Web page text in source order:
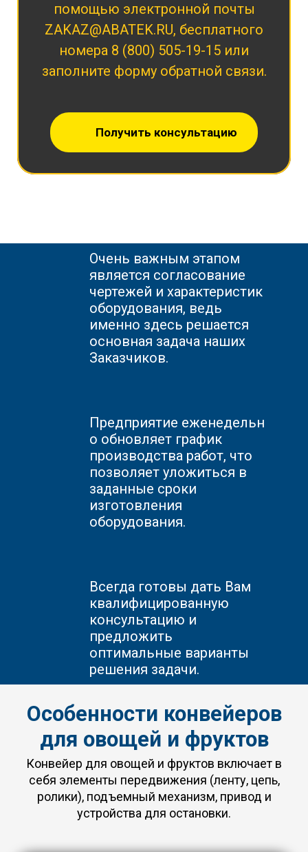
помощью электронной почты
ZAKAZ@ABATEK.RU, бесплатного
номера 8 (800) 505-19-15 или
заполните форму обратной связи.
Получить консультацию
Очень важным этапом
является согласование
чертежей и характеристик
оборудования, ведь
именно здесь решается
основная задача наших
Заказчиков.
Предприятие еженедельн
о обновляет график
производства работ, что
позволяет уложиться в
заданные сроки
изготовления
оборудования.
Всегда готовы дать Вам
квалифицированную
консультацию и
предложить
оптимальные варианты
решения задачи.
Особенности конвейеров
для овощей и фруктов
Конвейер для овощей и фруктов включает в
себя элементы передвижения (ленту, цепь,
ролики), подъемный механизм, привод и
устройства для остановки.